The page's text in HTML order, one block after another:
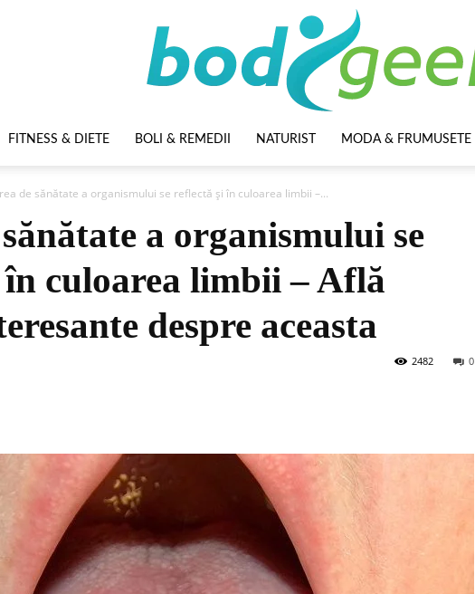
FITNESS & DIETE BOLI & REMEDII NATURIST MODA & FRUMUSETE
de sănătate a organismului se reflectă și în culoarea limbii –...
a organismului se
culoarea limbii – Află
despre aceasta
0
2482